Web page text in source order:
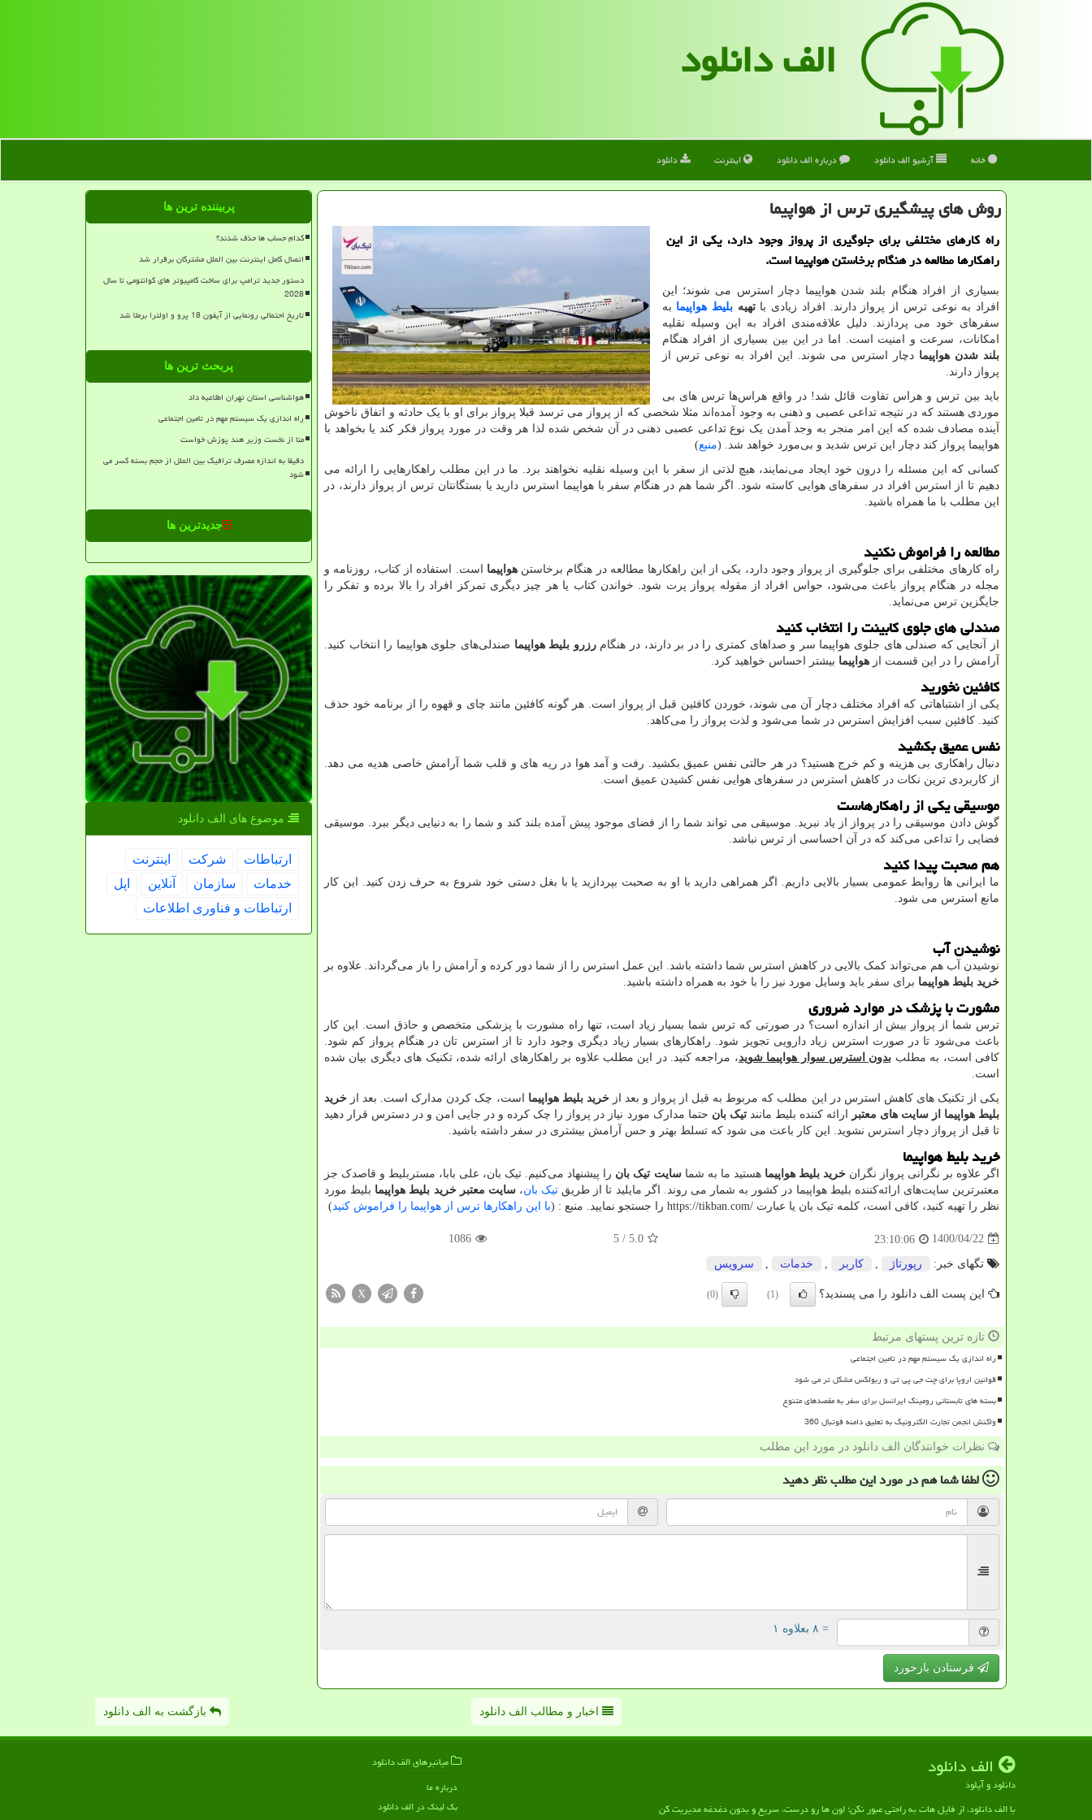
الف دانلود
خانه آرشیو الف دانلود درباره الف دانلود اینترنت دانلود
روش های پیشگیری ترس از هواپیما
راه كارهای مختلفی برای جلوگیری از پرواز وجود دارد، یكی از این
راهكارها مطالعه در هنگام برخاستن هواپیما است.
بسیاری از افراد هنگام بلند شدن هواپیما دچار استرس می شوند؛ این
افراد به نوعی ترس از پرواز دارند. افراد زیادی باتهیهبلیط هواپیما به
سفرهای خود می پردازند. دلیل علاقه‌مندی افراد به این وسیله نقلیه
امکانات، سرعت و امنیت است. اما در این بین بسیاری از افراد هنگام
بلند شدن هواپیما دچار استرس می شوند. این افراد به نوعی ترس از
پرواز دارند.
باید بین ترس و هراس تفاوت قائل شد! در واقع هراس‌ها ترس‌ های بی
موردی هستند که در نتیجه تداعی عصبی و ذهنی به وجود آمده‌اند مثلا شخصی که از پرواز می ‌ترسد قبلا پرواز برای او با یک حادثه و اتفاق ناخوش
آینده مصادف شده که این امر منجر به وجد آمدن یک نوع تداعی عصبی ذهنی در آن شخص شده لذا هر وقت در مورد پرواز فکر کند یا بخواهد با
هواپیما پرواز کند دچار این ترس شدید و بی‌مورد خواهد شد. (منبع)
کسانی که این مسئله را درون خود ایجاد می‌نمایند، هیچ لذتی از سفر با این وسیله نقلیه نخواهند برد. ما در این مطلب راهکارهایی را ارائه می‌
دهیم تا از استرس افراد در سفرهای هوایی کاسته شود. اگر شما هم در هنگام سفر با هواپیما استرس دارید یا بستگانتان ترس از پرواز دارند، در
این مطلب با ما همراه باشید.
مطالعه را فراموش نکنید
راه کارهای مختلفی برای جلوگیری از پرواز وجود دارد، یکی از این راهکارها مطالعه در هنگام برخاستنهواپیما است. استفاده از کتاب، روزنامه و
مجله در هنگام پرواز باعث می‌شود، حواس افراد از مقوله پرواز پرت شود. خواندن کتاب یا هر چیز دیگری تمرکز افراد را بالا برده و تفکر را
جایگزین ترس می‌نماید.
صندلی های جلوی کابینت را انتخاب کنید
از آنجایی که صندلی‌ های جلوی هواپیما سر و صداهای کمتری را در بر دارند، در هنگامرزرو بلیط هواپیما صندلی‌های جلوی هواپیما را انتخاب کنید.
آرامش را در این قسمت از هواپیما بیشتر احساس خواهید کرد.
کافئین نخورید
یکی از اشتباهاتی که افراد مختلف دچار آن می‌ شوند، خوردن کافئین قبل از پرواز است. هر گونه کافئین مانند چای و قهوه را از برنامه خود حذف
کنید. کافئین سبب افزایش استرس در شما می‌شود و لذت پرواز را می‌کاهد.
نفس عمیق بکشید
دنبال راهکاری بی‌ هزینه و کم خرج هستید؟ در هر حالتی نفس عمیق بکشید. رفت و آمد هوا در ریه‌ های و قلب شما آرامش خاصی هدیه می ‌دهد.
از کاربردی ‌ترین نکات در کاهش استرس در سفرهای هوایی نفس کشیدن عمیق است.
موسیقی یکی از راهکارهاست
گوش دادن موسیقی را در پرواز از یاد نبرید. موسیقی می ‌تواند شما را از فضای موجود پیش آمده بلند کند و شما را به دنیایی دیگر ببرد. موسیقی
فضایی را تداعی می‌کند که در آن احساسی از ترس نباشد.
هم صحبت پیدا کنید
ما ایرانی ‌ها روابط عمومی بسیار بالایی داریم. اگر همراهی دارید با او به صحبت بپردازید یا با بغل دستی خود شروع به حرف زدن کنید. این کار
مانع استرس می ‌شود.
نوشیدن آب
نوشیدن آب هم می‌تواند کمک بالایی در کاهش استرس شما داشته باشد. این عمل استرس را از شما دور کرده و آرامش را باز می‌گرداند. علاوه بر
خرید بلیط هواپیما برای سفر باید وسایل مورد نیز را با خود به همراه داشته باشید.
مشورت با پزشک در موارد ضروری
ترس شما از پرواز بیش از اندازه است؟ در صورتی که ترس شما بسیار زیاد است، تنها راه مشورت با پزشکی متخصص و حاذق است. این کار
باعث می‌شود تا در صورت استرس زیاد دارویی تجویز شود. راهکارهای بسیار زیاد دیگری وجود دارد تا از استرس ‌تان در هنگام پرواز کم شود.
کافی است، به مطلب بدون استرس سوار هواپیما شوید، مراجعه کنید. در این مطلب علاوه بر راهکارهای ارائه شده، تکنیک‌ های دیگری بیان شده
است.
یکی از تکنیک‌ های کاهش استرس در این مطلب که مربوط به قبل از پرواز و بعد ازخرید بلیط هواپیما است، چک کردن مدارک است. بعد از خرید
بلیط هواپیما از سایت های معتبر
ارائه کننده بلیط مانندتیک بان حتما مدارک مورد نیاز در پرواز را چک کرده و در جایی امن و در دسترس قرار دهید
تا قبل از پرواز دچار استرس نشوید. این کار باعث می شود که تسلط بهتر و حس آرامش بیشتری در سفر داشته باشید.
خرید بلیط هواپیما
اگر علاوه بر نگرانی پرواز نگرانخرید بلیط هواپیما هستید ما به شماسایت تیک بان را پیشنهاد می‌کنیم. تیک بان، علی بابا، مستربلیط و قاصدک جز
معتبرترین سایت‌های ارائه‌کننده بلیط هواپیما در کشور به شمار می روند. اگر مایلید تا از طریق تیک بان،سایت معتبر خرید بلیط هواپیما بلیط مورد
نظر را تهیه کنید، کافی است، کلمه تیک بان یا عبارت https://tikban.com/ را جستجو نمایید. منبع : (با این راهکارها ترس از هواپیما را فراموش کنید)
1400/04/22
23:10:06
5.0
/ 5
1086
تگهای خبر: رپورتاژ كاربر خدمات سرویس
این پست الف دانلود را می پسندید؟ (1)
(0)
X
تازه ترین پستهای مرتبط
راه اندازی یک سیستم مهم در تامین اجتماعی
قوانین اروپا برای چت جی پی تی و ربولکس مشکل تر می شود
بسته های تابستانی رومینگ ایرانسل برای سفر به مقصدهای متنوع
واکنش انجمن تجارت الکترونیک به تعلیق دامنه فوتبال 360
نظرات خوانندگان الف دانلود در مورد این مطلب
لطفا شما همدر مورد این مطلبنظر دهید
= ۸ بعلاوه ۱
فرستادن بازخورد
پربیننده ترین ها
کدام حساب ها حذف شدند؟
اتصال کامل اینترنت بین الملل مشترکان برقرار شد
دستور جدید ترامپ برای ساخت کامپیوتر های کوانتومی تا سال
2028
تاریخ احتمالی رونمایی از آیفون 18 پرو و اولترا برملا شد
پربحث ترین ها
هواشناسی استان تهران اطلاعیه داد
راه اندازی یک سیستم مهم در تامین اجتماعی
متا از نخست وزیر هند پوزش خواست
دقیقا به اندازه مصرف ترافیک بین الملل از حجم بسته کسر می
شود
جدیدترین ها
موضوع های الف دانلود
ارتباطات شركت
اینترنت
خدمات
سازمان آنلاین
اپل
ارتباطات و فناوری اطلاعات
اخبار و مطالب الف دانلود بازگشت به الف دانلود
الف دانلود
دانلود و آپلود
با الف دانلود، از فایل هات به راحتی عبور نکن؛ اون ها رو درست، سریع و بدون دغدغه مدیریت کن
میانبرهای الف دانلود
درباره ما
بک لینک در الف دانلود